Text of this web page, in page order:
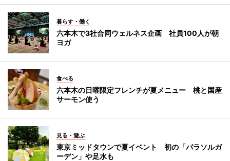
暮らす・働く
六本木で3社合同ウェルネス企画 社員100人が朝
ヨガ
食べる
六本木の日曜限定フレンチが夏メニュー 桃と国産
サーモン使う
見る・遊ぶ
東京ミッドタウンで夏イベント 初の「パラソルガ
ーデン」や足水も